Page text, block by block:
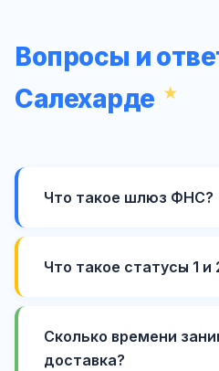
Вопросы и
Салехарде
Что такое шлюз ФНС?
Что такое статусы 1 и
Сколько времени
доставка?